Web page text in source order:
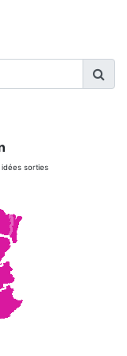
sorties